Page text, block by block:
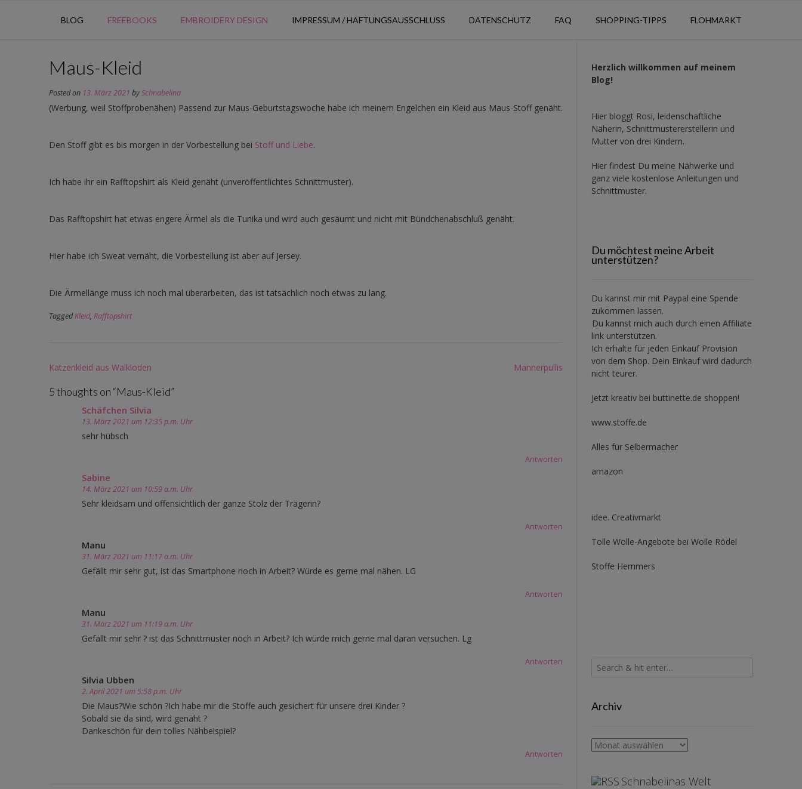
BLOG FREEBOOKS EMBROIDERY DESIGN IMPRESSUM / HAFTUNGSAUSSCHLUSS DATENSCHUTZ FAQ SHOPPING-TIPPS FLOHMARKT
Maus-Kleid
Posted on 13. März 2021 bySchnabelina
(Werbung, weil Stoffprobenähen) Passend zur Maus-Geburtstagswoche habe ich meinem Engelchen ein Kleid aus Maus-Stoff genäht.
Den Stoff gibt es bis morgen in der Vorbestellung bei Stoff und Liebe.
Ich habe ihr ein Rafftopshirt als Kleid genäht (unveröffentlichtes Schnittmuster).
Das Rafftopshirt hat etwas engere Ärmel als die Tunika und wird auch gesäumt und nicht mit Bündchenabschluß genäht.
Hier habe ich Sweat vernäht, die Vorbestellung ist aber auf Jersey.
Die Ärmellänge muss ich noch mal überarbeiten, das ist tatsächlich noch etwas zu lang.
TaggedKleid, Rafftopshirt
Post
Katzenkleid aus Walkloden Männerpullis
5 thoughts on “Maus-Kleid”
Schäfchen Silvia
13. März 2021 um 12:35 p.m. Uhr
sehr hübsch
Antworten
Sabine
14. März 2021 um 10:59 a.m. Uhr
Sehr kleidsam und offensichtlich der ganze Stolz der Trägerin?
Antworten
Manu
31. März 2021 um 11:17 a.m. Uhr
Gefällt mir sehr gut, ist das Smartphone noch in Arbeit? Würde es gerne mal nähen. LG
Antworten
Manu
31. März 2021 um 11:19 a.m. Uhr
Gefällt mir sehr ? ist das Schnittmuster noch in Arbeit? Ich würde mich gerne mal daran versuchen. Lg
Antworten
Silvia Ubben
2. April 2021 um 5:58 p.m. Uhr
Die Maus?Wie schön ?Ich habe mir die Stoffe auch gesichert für unsere drei Kinder ?
Sobald sie da sind, wird genäht ?
Dankeschön für dein tolles Nähbeispiel?
Antworten
Herzlich willkommen auf meinem
Blog!
Hier bloggt Rosi, leidenschaftliche
Näherin, Schnittmustererstellerin und
Mutter von drei Kindern.
Hier findest Du meine Nähwerke und
ganz viele kostenlose Anleitungen und
Schnittmuster.
Du möchtest meine Arbeit
unterstützen?
Du kannst mir mit Paypal eine Spende
zukommen lassen.
Du kannst mich auch durch einen Affiliate
link unterstützen.
Ich erhalte für jeden Einkauf Provision
von dem Shop. Dein Einkauf wird dadurch
nicht teurer.
Jetzt kreativ bei buttinette.de shoppen!
www.stoffe.de
Alles für Selbermacher
amazon
idee. Creativmarkt
Tolle Wolle-Angebote bei Wolle Rödel
Stoffe Hemmers
Archiv
Archiv
Schnabelinas Welt